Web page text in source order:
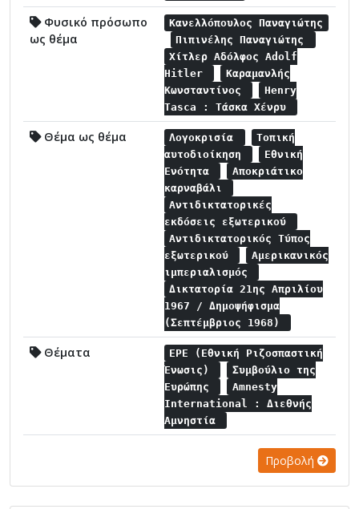
Φυσικό πρόσωπο
ως θέμα
Κανελλόπουλος Παναγιώτης
Πιπινέλης Παναγιώτης
Χίτλερ Αδόλφος Adolf
Hitler
Καραμανλής
Κωνσταντίνος
Henry
Tasca : Τάσκα Χένρυ
Θέμα ως θέμα Λογοκρισία
Τοπική
αυτοδιοίκηση
Εθνική
Ενότητα
Αποκριάτικο
καρναβάλι
Αντιδικτατορικές
εκδόσεις εξωτερικού
Αντιδικτατορικός Τύπος
εξωτερικού
Αμερικανικός
ιμπεριαλισμός
Δικτατορία 21ης Απριλίου
1967 / Δημοψήφισμα
(Σεπτέμβριος 1968)
Θέματα
ΕΡΕ (Εθνική Ριζοσπαστική
Ένωσις)
Συμβούλιο της
Ευρώπης
Amnesty
International : Διεθνής
Αμνηστία
Προβολή